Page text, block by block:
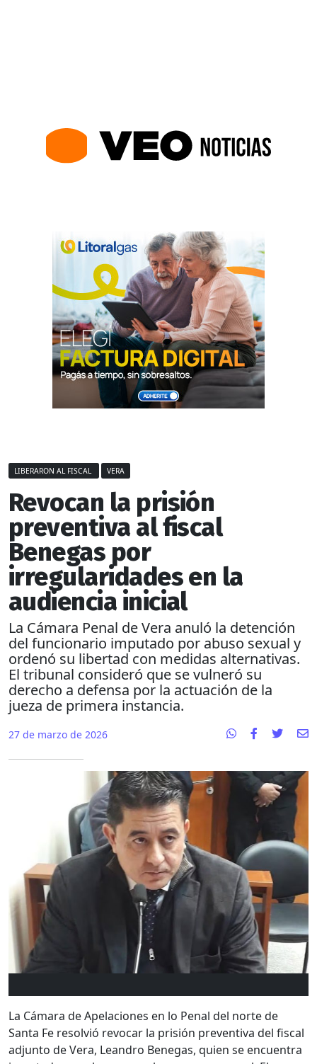
LIBERARON AL FISCAL VERA
Revocan la prisión
preventiva al fiscal
Benegas por
irregularidades en la
audiencia inicial
La Cámara Penal de Vera anuló la detención
del funcionario imputado por abuso sexual y
ordenó su libertad con medidas alternativas.
El tribunal consideró que se vulneró su
derecho a defensa por la actuación de la
jueza de primera instancia.
27 de marzo de 2026
La Cámara de Apelaciones en lo Penal del norte de
Santa Fe resolvió revocar la prisión preventiva del fiscal
adjunto de Vera, Leandro Benegas, quien se encuentra